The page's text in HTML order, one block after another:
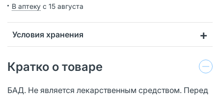
В аптеку с 15 августа
Условия хранения
Кратко о товаре
БАД. Не является лекарственным средством. Перед